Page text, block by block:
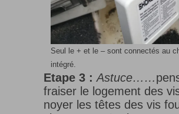
Seul le + et le – sont connectés au
intégré.
Etape 3 : Astuce……
fraiser le logement des
noyer les têtes des vis